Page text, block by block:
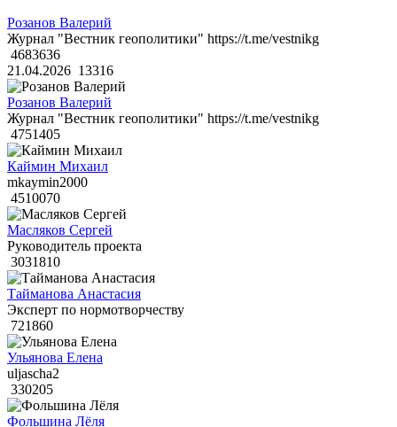
Розанов Валерий
Журнал "Вестник геополитики" https://t.me/vestnikg
4683636
21.04.2026 13316
Розанов Валерий
Журнал "Вестник геополитики" https://t.me/vestnikg
4751405
Каймин Михаил
mkaymin2000
4510070
Масляков Сергей
Руководитель проекта
3031810
Тайманова Анастасия
Эксперт по нормотворчеству
721860
Ульянова Елена
uljascha2
330205
Фольшина Лёля